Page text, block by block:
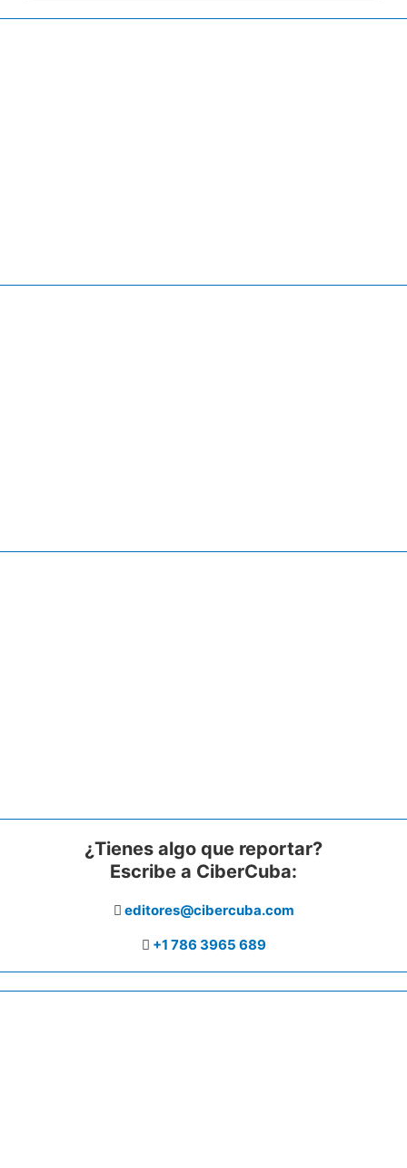
¿Tienes algo que reportar?
Escribe a CiberCuba:
editores@cibercuba.com
+1 786 3965 689